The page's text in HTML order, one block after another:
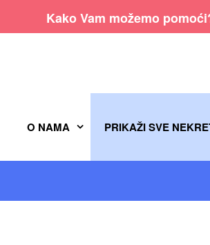
Kako Vam možemo
O NAMA PRIKAŽI SVE